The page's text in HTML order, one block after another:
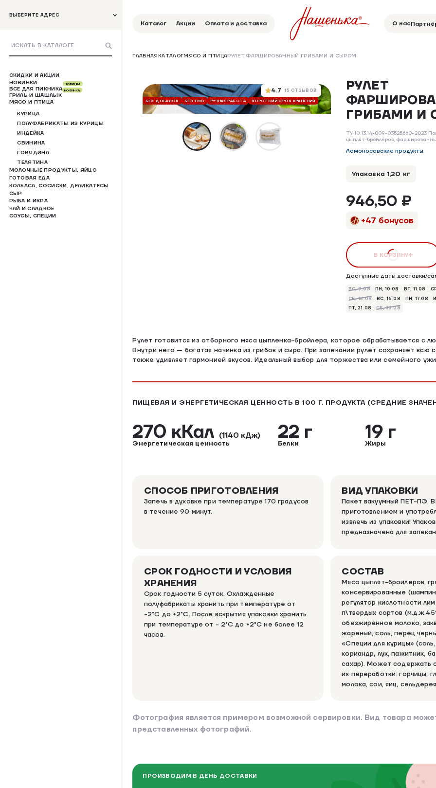
ВЫБЕРИТЕ АДРЕС
СКИДКИ И АКЦИИ
НОВИНКИ
ВСЕ ДЛЯ ПИКНИКА
НОВИНКА
ГРИЛЬ И ШАШЛЫК
НОВИНКА
МЯСО И ПТИЦА
КУРИЦА
ПОЛУФАБРИКАТЫ ИЗ КУРИЦЫ
ИНДЕЙКА
СВИНИНА
ГОВЯДИНА
ТЕЛЯТИНА
МОЛОЧНЫЕ ПРОДУКТЫ, ЯЙЦО
ГОТОВАЯ ЕДА
КОЛБАСА, СОСИСКИ, ДЕЛИКАТЕСЫ
СЫР
РЫБА И ИКРА
ЧАЙ И СЛАДКОЕ
СОУСЫ, СПЕЦИИ
Каталог Акции Оплата и доставка О нас
ГЛАВНАЯКАТАЛОГМЯСО И ПТИЦАРУЛЕТ ФАРШИРОВАННЫЙ ГРИБАМИ И СЫРОМ
4.7 15 ОТЗЫВОВ
БЕЗ ДОБАВОК БЕЗ ГМО РУЧНАЯ РАБОТА КОРОТКИЙ СРОК ХРАНЕНИЯ БЕЗ ДОБАВОК БЕЗ ГМО РУЧНАЯ
РУЛЕТ
ГРИБАМИ И
ТУ 10.13.14-009-03525660-2023
цыплят-бройлеров,
Ломоносовские продукты
Доступные даты доставки/
ВС, 9.08 ПН, 10.08 ВТ, 11.08
СБ, 15.08
ВС, 16.08 ПН, 17.08
ПТ, 21.08
СБ, 22.08
Упаковка 1,20 кг
946,50 ₽
+47 бонусов
В КОРЗИНУ
Рулет готовится из отборного мяса цыпленка-бройлера, которое обрабатывается с
Внутри него — богатая начинка из грибов и сыра. При запекании рулет сохраняет всю
также удивляет гармонией вкусов. Идеальный выбор для торжества или семейного
ПИЩЕВАЯ И ЭНЕРГЕТИЧЕСКАЯ ЦЕННОСТЬ В 100 Г. ПРОДУКТА (СРЕДНИЕ
270 кКал (1140 кДж)
Энергетическая ценность
22 г
Белки
19 г
Жиры
СПОСОБ ПРИГОТОВЛЕНИЯ
Запечь в духовке при температуре 170 градусов
в течение 90 минут.
ВИД УПАКОВКИ
Пакет вакуумный ПЕТ-ПЭ.
приготовлением и
извлечь из упаковки!
предназначена для
СРОК ГОДНОСТИ И УСЛОВИЯ
ХРАНЕНИЯ
Срок годности 5 суток. Охлажденные
полуфабрикаты хранить при температуре от
-2°C до +2°C. После вскрытия упаковки хранить
при температуре от - 2°C до +2°C не более 12
часов.
СОСТАВ
Мясо цыплят-бройлеров,
консервированные
регулятор кислотности
п\твердых сортов
обезжиренное молоко,
жареный, соль, перец
«Специи для курицы»
кориандр, лук, пажитник,
сахар). Может содержать
их переработки: горчицы,
молока, сои, яиц,
Фотография является примером возможной сервировки. Вид товара
представленных фотографий.
ПРОИЗВОДИМ В ДЕНЬ ДОСТАВКИ